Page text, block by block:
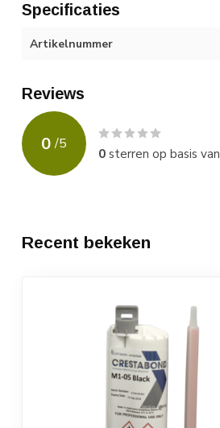
Specificaties
Artikelnummer
Reviews
0 /5
0sterren op basis van
Recent bekeken